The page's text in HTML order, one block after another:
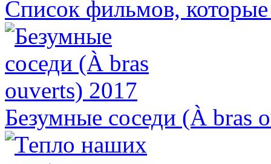
Список фильмов, которые
Безумные соседи (À bras